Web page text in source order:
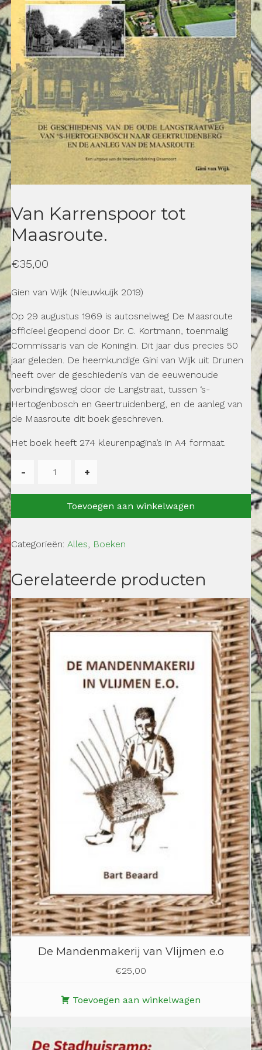
Van Karrenspoor tot
Maasroute.
€35,00
Gien van Wijk (Nieuwkuijk 2019)
Op 29 augustus 1969 is autosnelweg De Maasroute
officieel geopend door Dr. C. Kortmann, toenmalig
Commissaris van de Koningin. Dit jaar dus precies 50
jaar geleden. De heemkundige Gini van Wijk uit Drunen
heeft over de geschiedenis van de eeuwenoude
verbindingsweg door de Langstraat, tussen ‘s-
Hertogenbosch en Geertruidenberg, en de aanleg van
de Maasroute dit boek geschreven.
Het boek heeft 274 kleurenpagina’s in A4 formaat.
tot
Maasroute.Toevoegen aan winkelwagen
Categorieën: Alles, Boeken
Gerelateerde producten
De Mandenmakerij van Vlijmen e.o
€25,00
Toevoegen aan winkelwagen